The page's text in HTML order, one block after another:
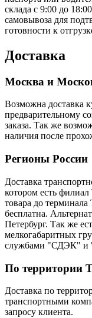
склада с 9:00 до
самовывоза для
готовности к
Доставка
Москва и
Возможна доставка
предварительному
заказа. Так же
наличия после
Регионы России
Доставка
котором есть
товара до
бесплатна.
Петербург. Так же
мелкогабаритных
службами "СДЭК"
По территории
Доставка по
транспортными
запросу клиента.